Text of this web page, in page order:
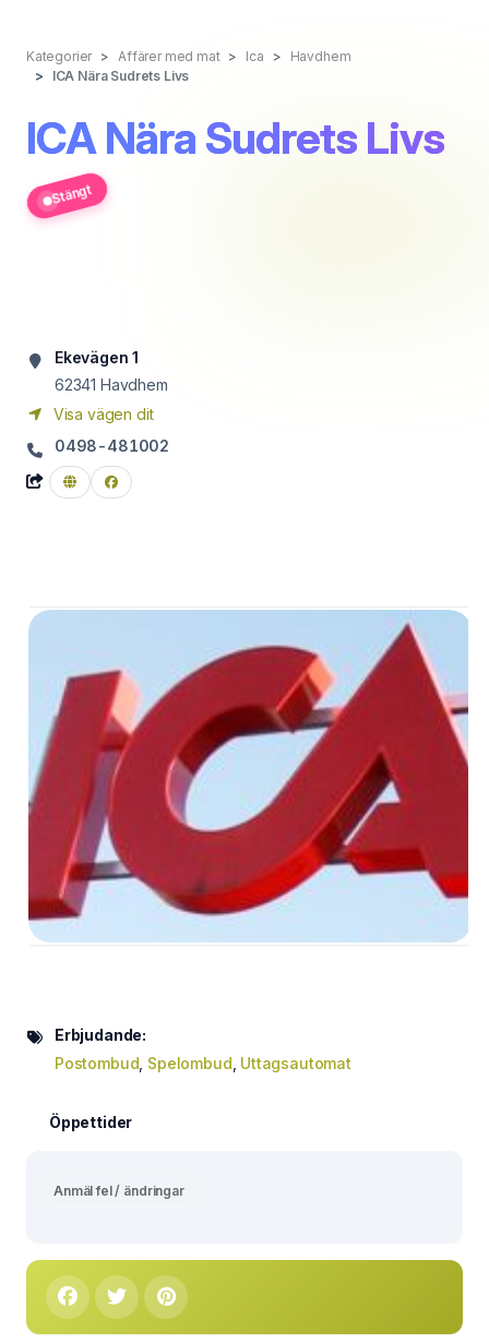
Kategorier Affärer med mat Ica
Havdhem
ICA Nära Sudrets Livs
ICA Nära Sudrets Livs
Stängt
Ekevägen 1
62341 Havdhem
Visa vägen dit
0498-481002
Erbjudande:
Postombud Spelombud Uttagsautomat
Öppettider
Anmäl fel / ändringar